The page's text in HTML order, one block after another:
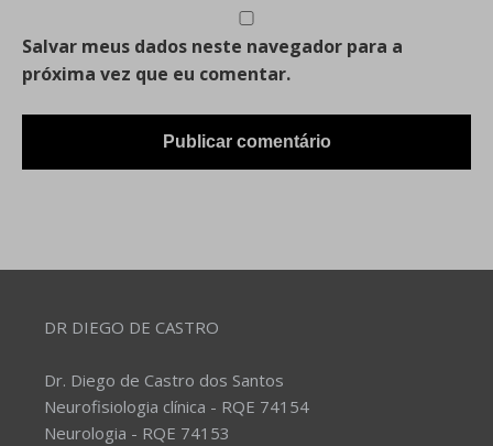
Salvar meus dados neste navegador para a
próxima vez que eu comentar.
DR DIEGO DE CASTRO
Dr. Diego de Castro dos Santos
Neurofisiologia clínica - RQE 74154
Neurologia - RQE 74153